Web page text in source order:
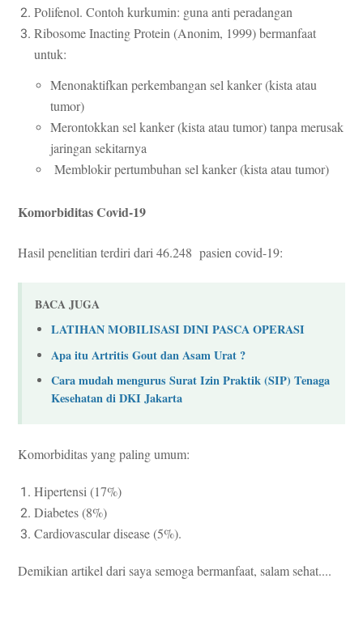
Polifenol. Contoh kurkumin: guna anti peradangan
Ribosome Inacting Protein (Anonim, 1999) bermanfaat
untuk:
Menonaktifkan perkembangan sel kanker (kista atau
tumor)
Merontokkan sel kanker (kista atau tumor) tanpa merusak
jaringan sekitarnya
Memblokir pertumbuhan sel kanker (kista atau tumor)
Komorbiditas Covid-19
Hasil penelitian terdiri dari 46.248 pasien covid-19:
BACA JUGA
LATIHAN MOBILISASI DINI PASCA OPERASI
Apa itu Artritis Gout dan Asam Urat ?
Cara mudah mengurus Surat Izin Praktik (SIP) Tenaga
Kesehatan di DKI Jakarta
Komorbiditas yang paling umum:
Hipertensi (17%)
Diabetes (8%)
Cardiovascular disease (5%).
Demikian artikel dari saya semoga bermanfaat, salam sehat....